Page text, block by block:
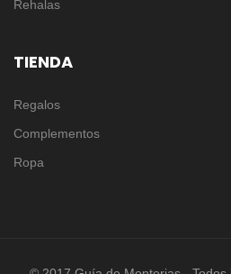
Rehalas
TIENDA
Regalos
Complementos
Ropa